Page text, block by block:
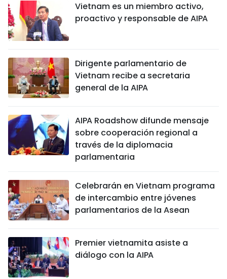
Vietnam es un miembro activo,
proactivo y responsable de AIPA
Dirigente parlamentario de
Vietnam recibe a secretaria
general de la AIPA
AIPA Roadshow difunde mensaje
sobre cooperación regional a
través de la diplomacia
parlamentaria
Celebrarán en Vietnam programa
de intercambio entre jóvenes
parlamentarios de la Asean
Premier vietnamita asiste a
diálogo con la AIPA